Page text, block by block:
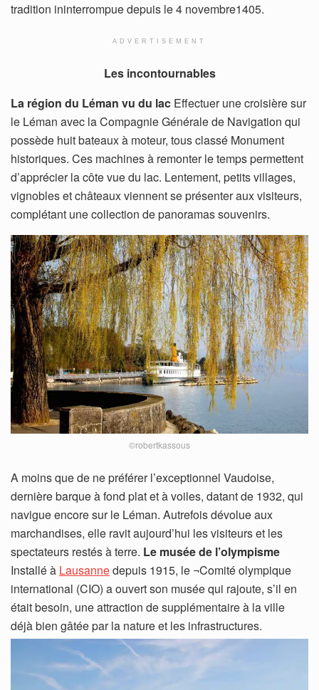
tradition ininterrompue depuis le 4 novembre1405.
ADVERTISEMENT
Les incontournables
La région du Léman vu du lac Effectuer une croisière sur
le Léman avec la Compagnie Générale de Navigation qui
possède huit bateaux à moteur, tous classé Monument
historiques. Ces machines à remonter le temps permettent
d’apprécier la côte vue du lac. Lentement, petits villages,
vignobles et châteaux viennent se présenter aux visiteurs,
complétant une collection de panoramas souvenirs.
©robertkassous
A moins que de ne préférer l’exceptionnel Vaudoise,
dernière barque à fond plat et à voiles, datant de 1932, qui
navigue encore sur le Léman. Autrefois dévolue aux
marchandises, elle ravit aujourd’hui les visiteurs et les
spectateurs restés à terre. Le musée de l’olympisme
Installé à Lausannedepuis 1915, le ¬Comité olympique
international (CIO) a ouvert son musée qui rajoute, s’il en
était besoin, une attraction de supplémentaire à la ville
déjà bien gâtée par la nature et les infrastructures.